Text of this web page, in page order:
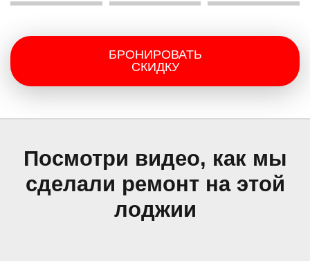
БРОНИРОВАТЬ
СКИДКУ
Посмотри видео, как мы
сделали ремонт на этой
лоджии